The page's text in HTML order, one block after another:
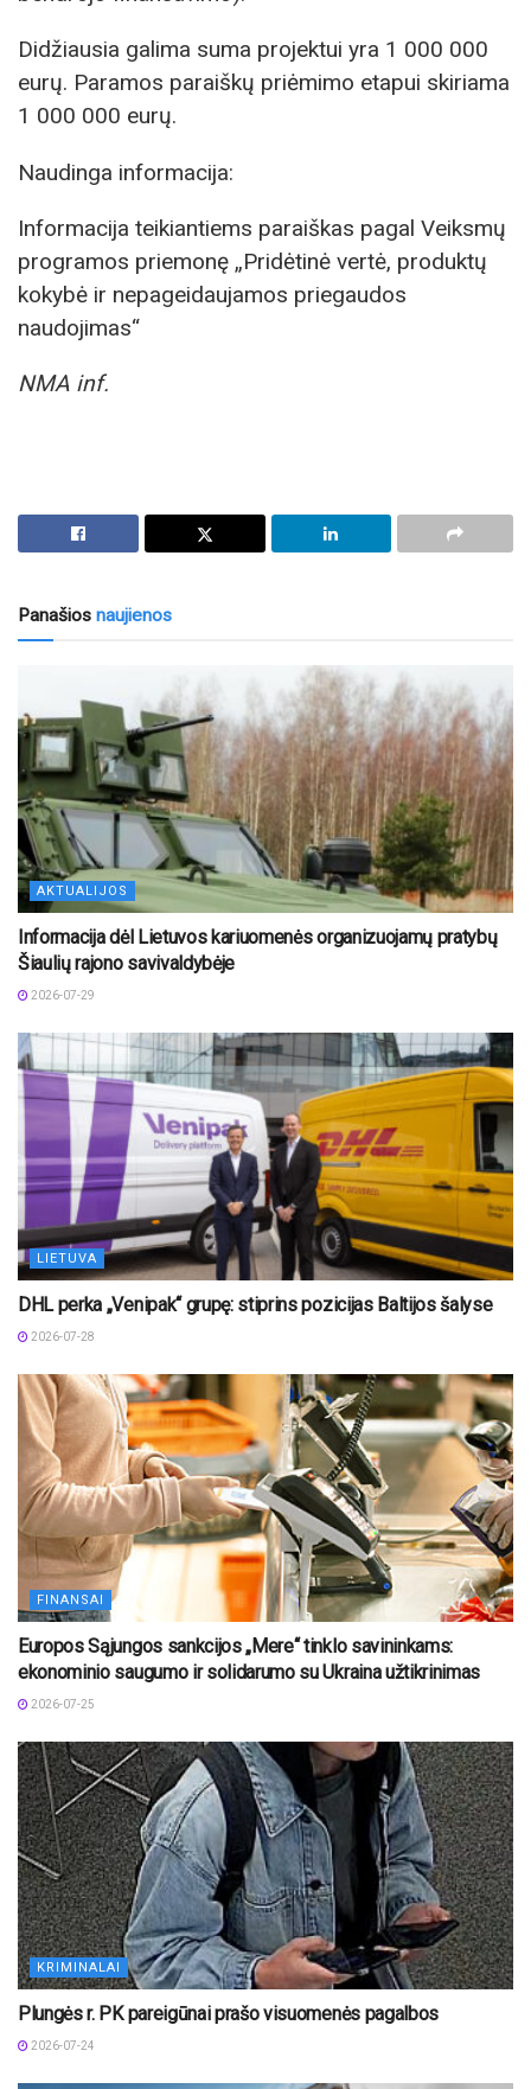
Didžiausia galima suma projektui yra 1 000 000
eurų. Paramos paraiškų priėmimo etapui skiriama
1 000 000 eurų.
Naudinga informacija:
Informacija teikiantiems paraiškas pagal Veiksmų
programos priemonę „Pridėtinė vertė, produktų
kokybė ir nepageidaujamos priegaudos
naudojimas“
NMA inf.
Panašios naujienos
AKTUALIJOS
Informacija dėl Lietuvos kariuomenės organizuojamų pratybų
Šiaulių rajono savivaldybėje
2026-07-29
LIETUVA
DHL perka „Venipak“ grupę: stiprins pozicijas Baltijos šalyse
2026-07-28
FINANSAI
Europos Sąjungos sankcijos „Mere“ tinklo savininkams:
ekonominio saugumo ir solidarumo su Ukraina užtikrinimas
2026-07-25
KRIMINALAI
Plungės r. PK pareigūnai prašo visuomenės pagalbos
2026-07-24